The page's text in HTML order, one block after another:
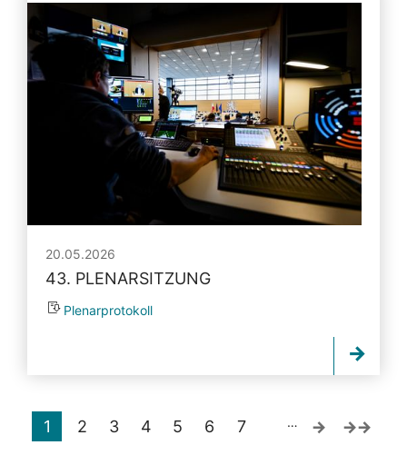
20.05.2026
43. PLENARSITZUNG
Plenarprotokoll
1 2 3 4 5 6 7 …